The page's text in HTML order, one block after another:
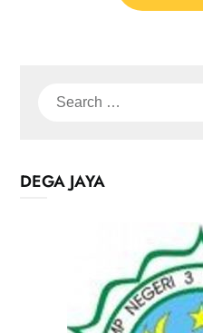
Search
DEGA JAYA